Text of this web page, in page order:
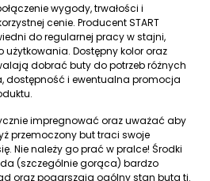
wygody, trwałości i
cenie. Producent START
do regularnej pracy w stajni,
Dostępny kolor oraz
dobrać buty do potrzeb różnych
dostępność i ewentualna promocja
impregnować oraz uważać aby
przemoczony but traci swoje
Nie należy go prać w pralce! Środki
(szczególnie gorąca) bardzo
oraz pogarszają ogólny stan buta tj.